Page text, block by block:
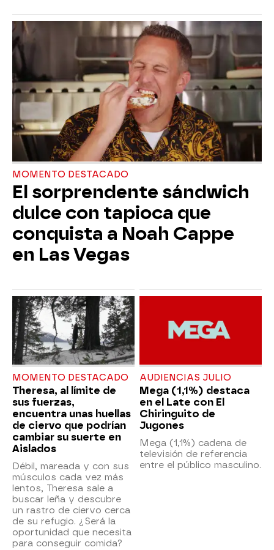
MOMENTO DESTACADO
El sorprendente sándwich
dulce con tapioca que
conquista a Noah Cappe
en Las Vegas
MOMENTO DESTACADO
Theresa, al límite de
sus fuerzas,
encuentra unas huellas
de ciervo que podrían
cambiar su suerte en
Aislados
Débil, mareada y con sus
músculos cada vez más
lentos, Theresa sale a
buscar leña y descubre
un rastro de ciervo cerca
de su refugio. ¿Será la
oportunidad que necesita
para conseguir comida?
AUDIENCIAS JULIO
Mega (1,1%) destaca
en el Late con El
Chiringuito de
Jugones
Mega (1,1%) cadena de
televisión de referencia
entre el público masculino.